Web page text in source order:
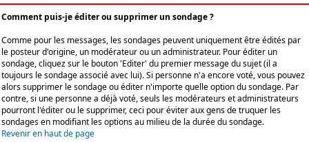
Comment puis-je éditer ou supprimer un sondage ?
Comme pour les messages, les sondages peuvent uniquement être édités par
le posteur d'origine, un modérateur ou un administrateur. Pour éditer un
sondage, cliquez sur le bouton 'Editer' du premier message du sujet (il a
toujours le sondage associé avec lui). Si personne n'a encore voté, vous pouvez
alors supprimer le sondage ou éditer n'importe quelle option du sondage. Par
contre, si une personne a déjà voté, seuls les modérateurs et administrateurs
pourront l'éditer ou le supprimer, ceci pour éviter aux gens de truquer les
sondages en modifiant les options au milieu de la durée du sondage.
Revenir en haut de page